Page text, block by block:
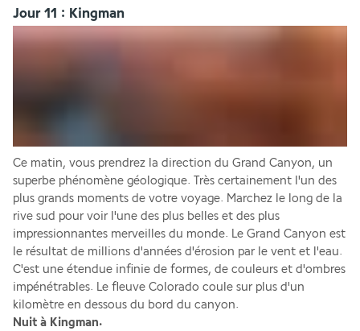
Jour 11 : Kingman
Ce matin, vous prendrez la direction du Grand Canyon, un
superbe phénomène géologique. Très certainement l'un des
plus grands moments de votre voyage. Marchez le long de la
rive sud pour voir l'une des plus belles et des plus
impressionnantes merveilles du monde. Le Grand Canyon est
le résultat de millions d'années d'érosion par le vent et l'eau.
C'est une étendue infinie de formes, de couleurs et d'ombres
impénétrables. Le fleuve Colorado coule sur plus d'un
kilomètre en dessous du bord du canyon.
Nuit à Kingman.